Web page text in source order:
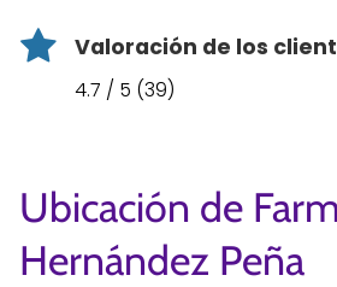
Valoración de los
4.7 / 5 (39)
Ubicación de
Hernández Peña